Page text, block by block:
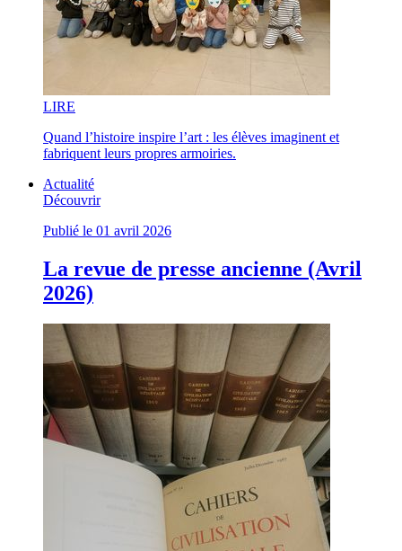
LIRE
Quand l’histoire inspire l’art : les élèves imaginent et
fabriquent leurs propres armoiries.
Actualité
Découvrir
Publié le 01 avril 2026
La revue de presse ancienne (Avril
2026)